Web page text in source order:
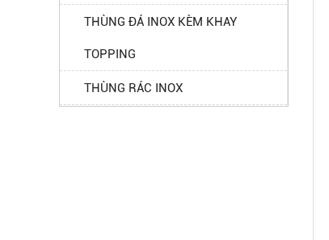
THÙNG ĐÁ INOX KÈM KHAY
TOPPING
THÙNG RÁC INOX